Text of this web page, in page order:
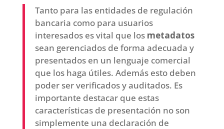
Tanto para las entidades de regulación
bancaria como para usuarios
interesados es vital que los metadatos
sean gerenciados de forma adecuada y
presentados en un lenguaje comercial
que los haga útiles. Además esto deben
poder ser verificados y auditados. Es
importante destacar que estas
características de presentación no son
simplemente una declaración de